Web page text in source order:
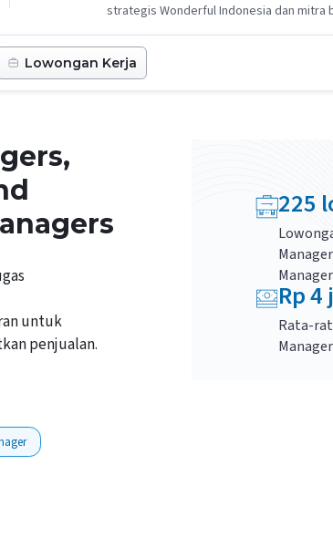
strategis Wonderful Indonesia dan mitra
Lowongan Kerja
untuk
penjualan.
225
Rp4
Rata-